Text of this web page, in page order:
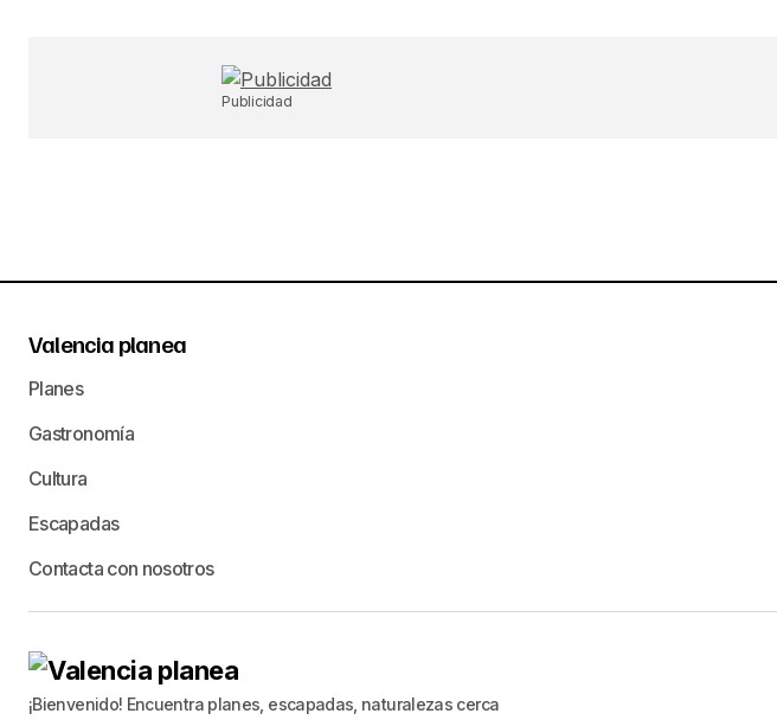
Publicidad
¡Bienvenido! Encuentra planes, escapadas, naturalezas cerca
Valencia planea
Planes
Gastronomía
Cultura
Escapadas
Contacta con nosotros